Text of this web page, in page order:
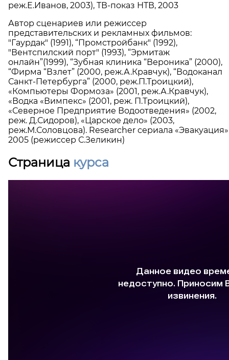
реж.Е.Иванов, 2003), ТВ-показ НТВ, 2003
Автор сценариев или режиссер
представительских и рекламных фильмов:
"Гаурдак" (1991), “Промстройбанк" (1992),
"Вентспилский порт" (1993), “Эрмитаж
онлайн”(1999), “Зубная клиника “Вероника” (2000),
“Фирма “Взлет” (2000, реж.А.Кравчук), “Водоканал
Санкт-Петербурга” (2000, реж.П.Троицкий),
«Компьютеры Формоза» (2001, реж.А.Кравчук),
«Водка «Вимпекс» (2001, реж. П.Троицкий),
«Северное Предприятие Водоотведения» (2002,
реж. Д.Сидоров), «Царское дело» (2003,
реж.М.Соловцова). Researcher сериала «Эвакуация»
2005 (режиссер С.Зеликин)
Страница курса